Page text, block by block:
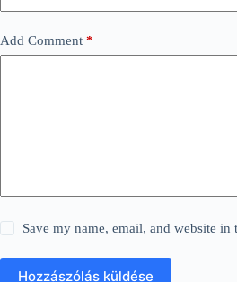
Add Comment *
Save my name, email, and website
Hozzászólás küldése